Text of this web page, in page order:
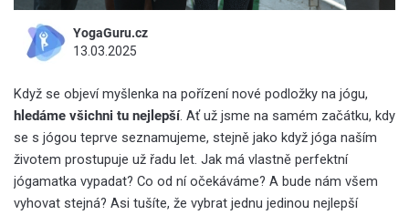
YogaGuru.cz
13.03.2025
Když se objeví myšlenka na pořízení nové podložky na jógu,
hledáme všichni tu nejlepší. Ať už jsme na samém začátku, kdy
se s jógou teprve seznamujeme, stejně jako když jóga naším
životem prostupuje už řadu let. Jak má vlastně perfektní
jógamatka vypadat? Co od ní očekáváme? A bude nám všem
vyhovat stejná? Asi tušíte, že vybrat jednu jedinou nejlepší